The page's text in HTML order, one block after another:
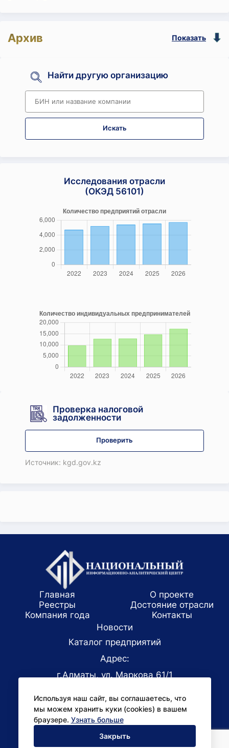
Архив Показать
Найти другую организацию
Искать
Исследования отрасли
(ОКЭД 56101)
Проверка налоговой
задолженности
Проверить
Источник: kgd.gov.kz
Используя наш сайт, вы соглашаетесь, что
мы можем хранить куки (cookies) в вашем
браузере. Узнать больше
Закрыть
Главная
О проекте
Реестры
Достояние отрасли
Компания года
Koнтaкты
Новости
Каталог предприятий
Адрес:
г.Алматы, ул. Маркова 61/1
office@niac.kz
Для СМИ:
pr@niac.kz